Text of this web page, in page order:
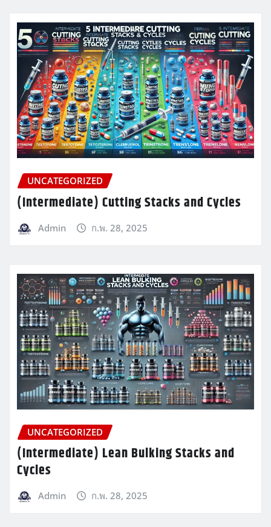
UNCATEGORIZED
(Intermediate) Cutting Stacks and Cycles
Admin ก.พ. 28, 2025
UNCATEGORIZED
(Intermediate) Lean Bulking Stacks and
Cycles
Admin ก.พ. 28, 2025